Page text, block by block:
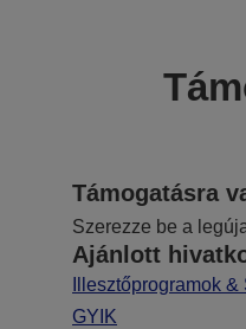
Támogatásra
Szerezze be a
Ajánlott
Illesztőprogramok
GYIK